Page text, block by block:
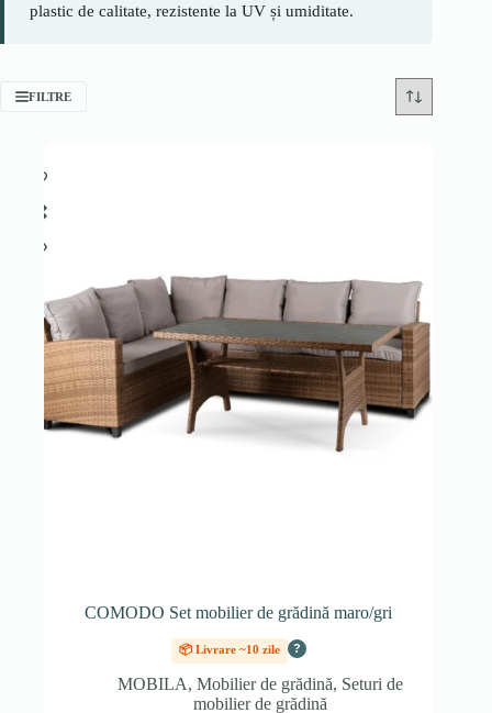
plastic de calitate, rezistente la UV și umiditate.
FILTRE
COMODO Set mobilier de grădină maro/gri
📦 Livrare ~10 zile ?
MOBILA,Mobilier de grădină, Seturi de
mobilier de grădină